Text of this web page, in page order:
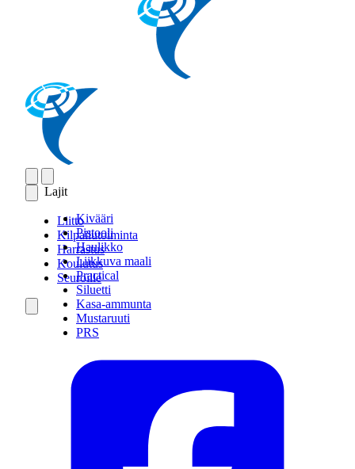
Lajit
Kivääri
Pistooli
Haulikko
Liikkuva maali
Practical
Siluetti
Kasa-ammunta
Mustaruuti
PRS
Liitto
Kilpailutoiminta
Harrastus
Koulutus
Seuroille